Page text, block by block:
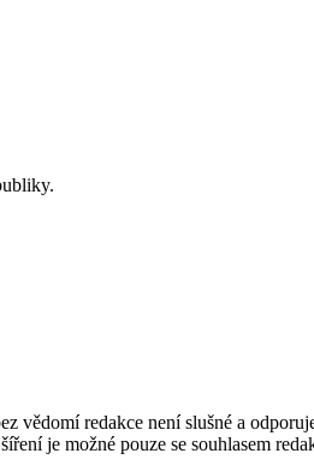
vědomí redakce není slušné a
je možné pouze se souhlasem